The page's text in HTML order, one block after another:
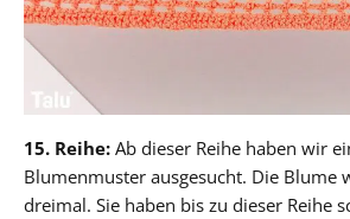
15. Reihe: Ab dieser Reihe haben wir
Blumenmuster ausgesucht. Die Blume
dreimal. Sie haben bis zu dieser Reihe